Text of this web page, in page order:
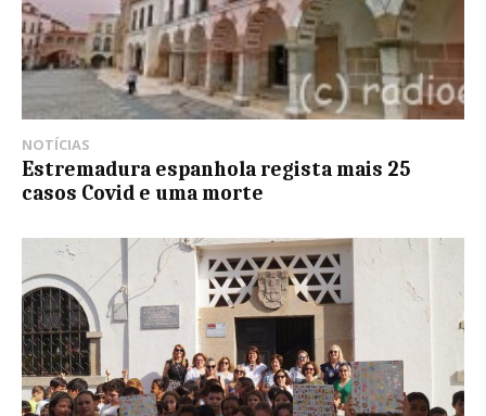
NOTÍCIAS
Estremadura espanhola regista mais 25
casos Covid e uma morte